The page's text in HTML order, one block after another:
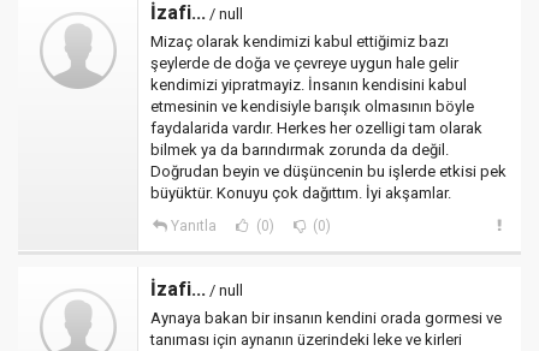
İzafi... / null
Mizaç olarak kendimizi kabul ettiğimiz bazı
şeylerde de doğa ve çevreye uygun hale gelir
kendimizi yipratmayiz. İnsanın kendisini kabul
etmesinin ve kendisiyle barışık olmasının böyle
faydalarida vardır. Herkes her ozelligi tam olarak
bilmek ya da barındırmak zorunda da değil.
Doğrudan beyin ve düşüncenin bu işlerde etkisi pek
büyüktür. Konuyu çok dağıttım. İyi akşamlar.
Yanıtla (0) (0)
İzafi... / null
Aynaya bakan bir insanın kendini orada gormesi ve
tanıması için aynanın üzerindeki leke ve kirleri